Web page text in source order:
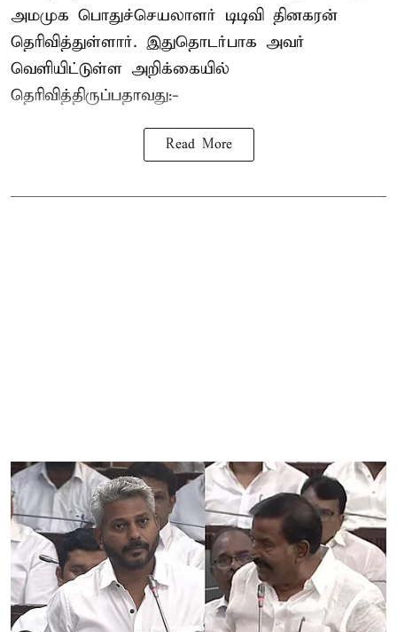
அமமுக பொதுச்செயலாளர் டிடிவி தினகரன்
தெரிவித்துள்ளார். இதுதொடர்பாக அவர்
வெளியிட்டுள்ள அறிக்கையில்
தெரிவித்திருப்பதாவது:-
Read More